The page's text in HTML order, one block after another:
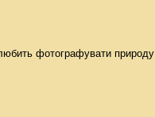
фотографувати природу